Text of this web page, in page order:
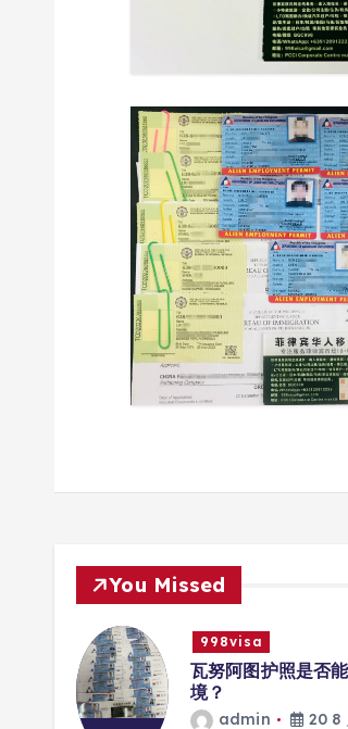
You Missed
998visa
瓦努阿图护照是否
境？
admin 20 8